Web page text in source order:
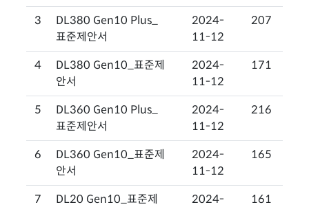
3
DL380 Gen10 Plus_
표준제안서
2024-
11-12
207
4
DL380 Gen10_표준제
안서
2024-
11-12
171
5
DL360 Gen10 Plus_
표준제안서
2024-
11-12
216
6
DL360 Gen10_표준제
안서
2024-
11-12
165
7
DL20 Gen10_표준제
2024-
161